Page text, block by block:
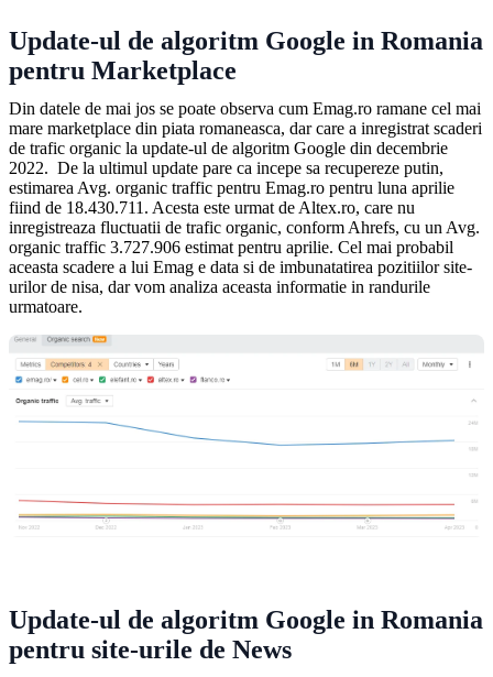
Update-ul de algoritm Google in Romania
pentru Marketplace
Din datele de mai jos se poate observa cum Emag.ro ramane cel mai
mare marketplace din piata romaneasca, dar care a inregistrat scaderi
de trafic organic la update-ul de algoritm Google din decembrie
2022. De la ultimul update pare ca incepe sa recupereze putin,
estimarea Avg. organic traffic pentru Emag.ro pentru luna aprilie
fiind de 18.430.711. Acesta este urmat de Altex.ro, care nu
inregistreaza fluctuatii de trafic organic, conform Ahrefs, cu un Avg.
organic traffic 3.727.906 estimat pentru aprilie. Cel mai probabil
aceasta scadere a lui Emag e data si de imbunatatirea pozitiilor site-
urilor de nisa, dar vom analiza aceasta informatie in randurile
urmatoare.
Update-ul de algoritm Google in Romania
pentru site-urile de News